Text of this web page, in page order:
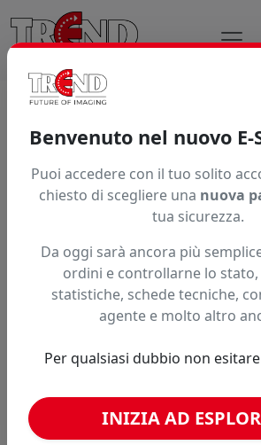
Film in PVC, PET e PP per
acqua
Scopri i film non adesivi in bobina,
di stampa superiore e durata nel
Base Acqua. Trova il formato
Benvenuto nel nuovo E-
Puoi accedere con il tuo solito
chiesto di scegliere una nuova
tua sicurezza.
Da oggi sarà ancora più
ordini e controllarne lo stato,
statistiche, schede tecniche,
agente e molto altro
Per qualsiasi dubbio non
INIZIA AD